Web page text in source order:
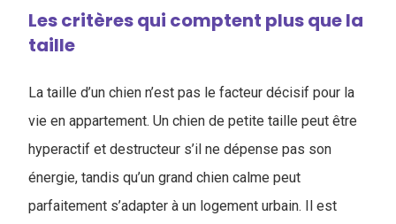
Les critères qui comptent plus que la
taille
La taille d’un chien n’est pas le facteur décisif pour la
vie en appartement. Un chien de petite taille peut être
hyperactif et destructeur s’il ne dépense pas son
énergie, tandis qu’un grand chien calme peut
parfaitement s’adapter à un logement urbain. Il est